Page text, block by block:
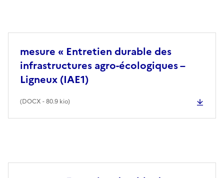
mesure « Entretien durable des
infrastructures agro-écologiques –
Ligneux (IAE1)
(DOCX - 80.9 kio)